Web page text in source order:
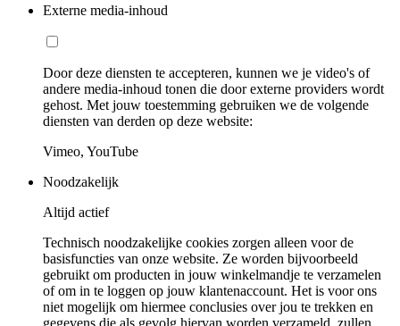
Externe media-inhoud
Door deze diensten te accepteren, kunnen we je video's of
andere media-inhoud tonen die door externe providers wordt
gehost. Met jouw toestemming gebruiken we de volgende
diensten van derden op deze website:
Vimeo, YouTube
Noodzakelijk
Altijd actief
Technisch noodzakelijke cookies zorgen alleen voor de
basisfuncties van onze website. Ze worden bijvoorbeeld
gebruikt om producten in jouw winkelmandje te verzamelen
of om in te loggen op jouw klantenaccount. Het is voor ons
niet mogelijk om hiermee conclusies over jou te trekken en